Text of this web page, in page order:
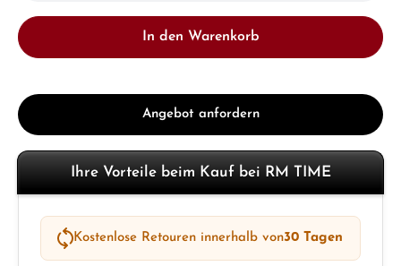
In den Warenkorb
Angebot anfordern
Ihre Vorteile beim Kauf bei RM TIME
Kostenlose Retouren innerhalb von30 Tagen